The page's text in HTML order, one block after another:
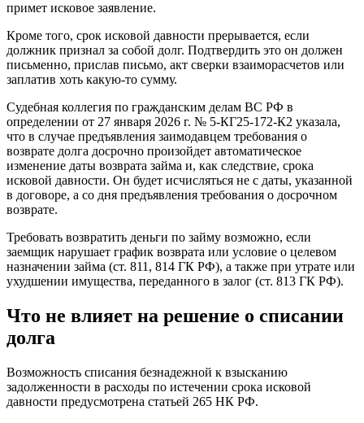
примет исковое заявление.
Кроме того, срок исковой давности прерывается, если
должник признал за собой долг. Подтвердить это он должен
письменно, прислав письмо, акт сверки взаиморасчетов или
заплатив хоть какую-то сумму.
Судебная коллегия по гражданским делам ВС РФ в
определении от 27 января 2026 г. № 5-КГ25-172-К2 указала,
что в случае предъявления заимодавцем требования о
возврате долга досрочно произойдет автоматическое
изменение даты возврата займа и, как следствие, срока
исковой давности. Он будет исчисляться не с даты, указанной
в договоре, а со дня предъявления требования о досрочном
возврате.
Требовать возвратить деньги по займу возможно, если
заемщик нарушает график возврата или условие о целевом
назначении займа (ст. 811, 814 ГК РФ), а также при утрате или
ухудшении имущества, переданного в залог (ст. 813 ГК РФ).
Что не влияет на решение о списании
долга
Возможность списания безнадежной к взысканию
задолженности в расходы по истечении срока исковой
давности предусмотрена статьей 265 НК РФ.